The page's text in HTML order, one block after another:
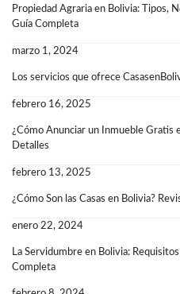
Propiedad Agraria en Bolivia: Tipos,
Guía Completa
marzo 1, 2024
Los servicios que ofrece
febrero 16, 2025
¿Cómo Anunciar un Inmueble Gratis
Detalles
febrero 13, 2025
¿Cómo Son las Casas en Bolivia?
enero 22, 2024
La Servidumbre en Bolivia:
Completa